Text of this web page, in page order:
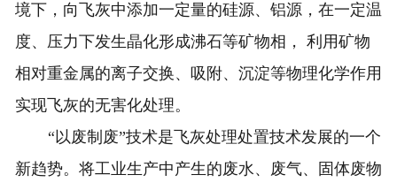
境下，向飞灰中添加一定量的硅源、铝源，在一定温
度、压力下发生晶化形成沸石等矿物相， 利用矿物
相对重金属的离子交换、吸附、沉淀等物理化学作用
实现飞灰的无害化处理。
“以废制废”技术是飞灰处理处置技术发展的一个
新趋势。将工业生产中产生的废水、废气、固体废物